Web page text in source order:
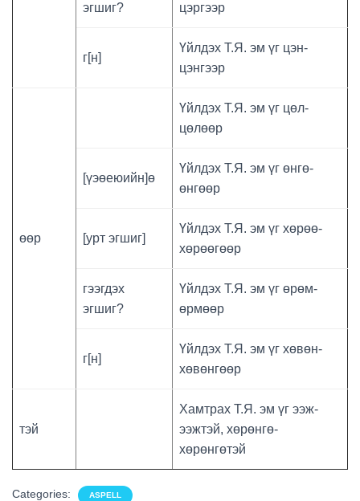
эгшиг?
цэргээр
г[н]
Үйлдэх Т.Я. эм үг цэн-
цэнгээр
өөр
Үйлдэх Т.Я. эм үг цөл-
цөлөөр
[үэөеюийн]ө
Үйлдэх Т.Я. эм үг өнгө-
өнгөөр
[урт эгшиг]
Үйлдэх Т.Я. эм үг хөрөө-
хөрөөгөөр
гээгдэх
эгшиг?
Үйлдэх Т.Я. эм үг өрөм-
өрмөөр
г[н]
Үйлдэх Т.Я. эм үг хөвөн-
хөвөнгөөр
тэй
Хамтрах Т.Я. эм үг ээж-
ээжтэй, хөрөнгө-
хөрөнгөтэй
Categories: ASPELL